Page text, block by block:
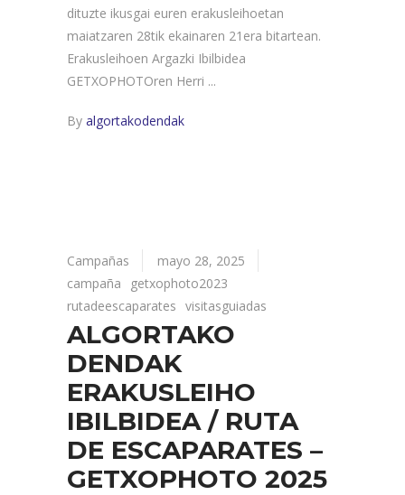
dituzte ikusgai euren erakusleihoetan
maiatzaren 28tik ekainaren 21era bitartean.
Erakusleihoen Argazki Ibilbidea
GETXOPHOTOren Herri
By algortakodendak
Campañas
mayo 28, 2025
campaña
getxophoto2023
rutadeescaparates visitasguiadas
ALGORTAKO
DENDAK
ERAKUSLEIHO
IBILBIDEA / RUTA
DE ESCAPARATES –
GETXOPHOTO 2025